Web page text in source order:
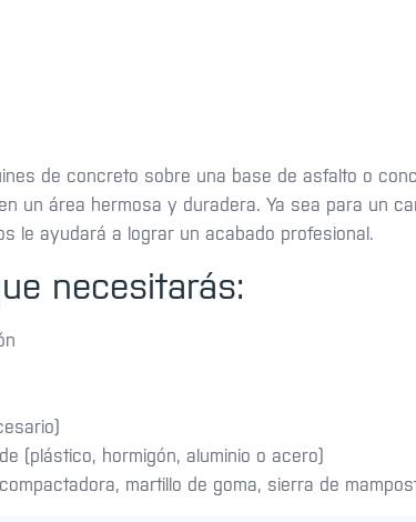
de concreto sobre una base de asfalto o
un área hermosa y duradera. Ya sea para un
le ayudará a lograr un acabado profesional.
necesitarás:
(plástico, hormigón, aluminio o acero)
martillo de goma, sierra de